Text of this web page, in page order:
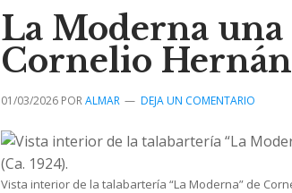
Lamadrid
en
Coliseo
La Moderna
Cornelio
01/03/2026 PORALMAR DEJA UN COMENTARIO
Vista interior de la talabartería “La Moderna” de